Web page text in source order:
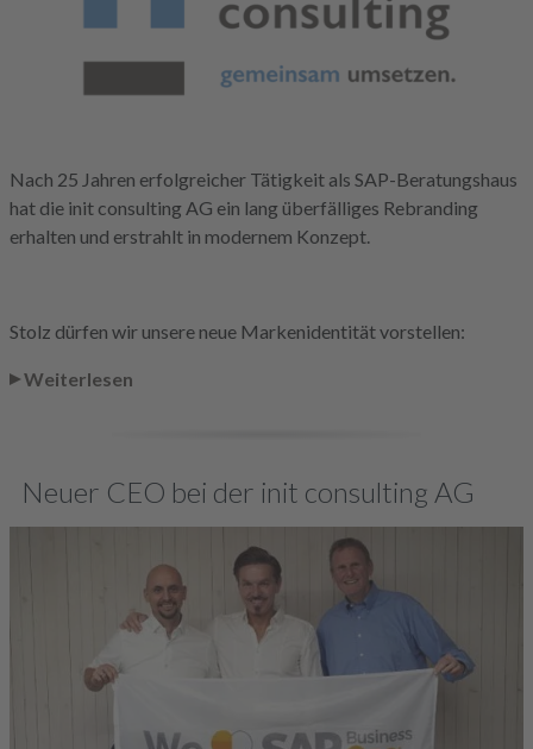
Nach 25 Jahren erfolgreicher Tätigkeit als SAP-Beratungshaus
hat die init consulting AG ein lang überfälliges Rebranding
erhalten und erstrahlt in modernem Konzept.
Stolz dürfen wir unsere neue Markenidentität vorstellen:
Weiterlesen
Neuer CEO bei der init consulting AG